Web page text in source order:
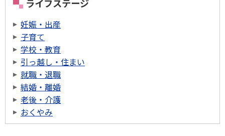
ライフステージ
妊娠・出産
子育て
学校・教育
引っ越し・住まい
就職・退職
結婚・離婚
老後・介護
おくやみ